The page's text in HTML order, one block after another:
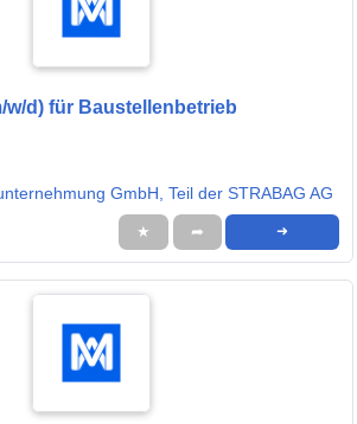
w/d) für Baustellenbetrieb
GmbH, Teil der STRABAG AG
★ ➦ ➜